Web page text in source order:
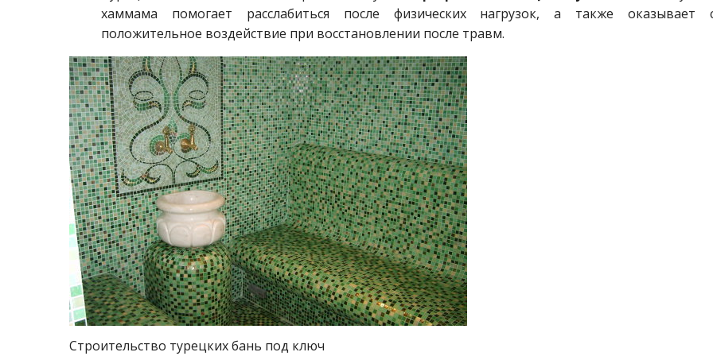
хаммама помогает расслабиться после физических нагрузок, а также оказывает
положительное воздействие при восстановлении после травм.
Строительство турецких бань под ключ